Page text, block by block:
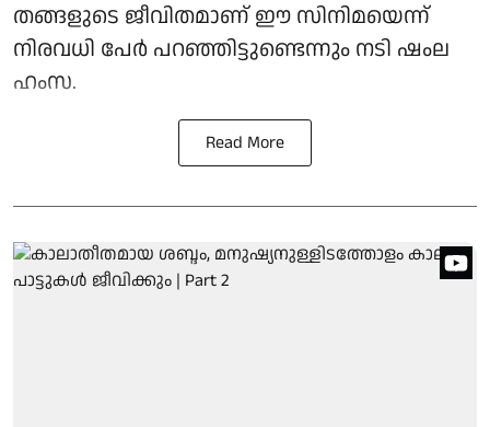
തങ്ങളുടെ ജീവിതമാണ് ഈ സിനിമയെന്ന്
നിരവധി പേര്‍ പറഞ്ഞിട്ടുണ്ടെന്നും നടി ഷംല
ഹംസ.
Read More